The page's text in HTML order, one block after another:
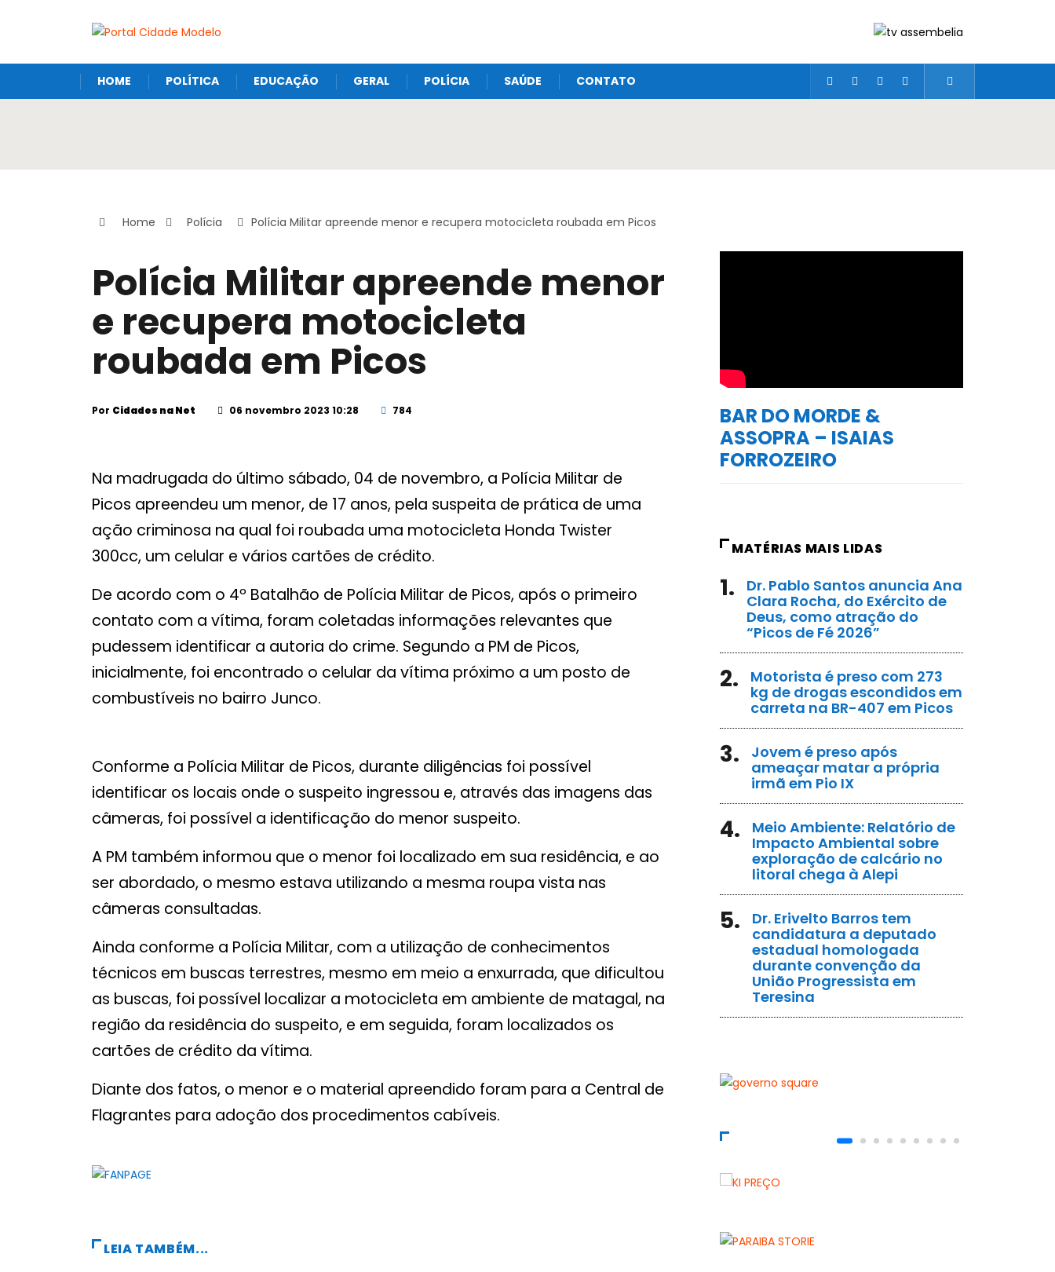
HOME POLÍTICA EDUCAÇÃO GERAL POLÍCIA SAÚDE CONTATO
Home Polícia Polícia Militar apreende menor e recupera motocicleta roubada em Picos
Polícia Militar apreende menor
e recupera motocicleta
roubada em Picos
Por Cidades na Net 06 novembro 2023 10:28 784
Na madrugada do último sábado, 04 de novembro, a Polícia Militar de
Picos apreendeu um menor, de 17 anos, pela suspeita de prática de uma
ação criminosa na qual foi roubada uma motocicleta Honda Twister
300cc, um celular e vários cartões de crédito.
De acordo com o 4º Batalhão de Polícia Militar de Picos, após o primeiro
contato com a vítima, foram coletadas informações relevantes que
pudessem identificar a autoria do crime. Segundo a PM de Picos,
inicialmente, foi encontrado o celular da vítima próximo a um posto de
combustíveis no bairro Junco.
Conforme a Polícia Militar de Picos, durante diligências foi possível
identificar os locais onde o suspeito ingressou e, através das imagens das
câmeras, foi possível a identificação do menor suspeito.
A PM também informou que o menor foi localizado em sua residência, e ao
ser abordado, o mesmo estava utilizando a mesma roupa vista nas
câmeras consultadas.
Ainda conforme a Polícia Militar, com a utilização de conhecimentos
técnicos em buscas terrestres, mesmo em meio a enxurrada, que dificultou
as buscas, foi possível localizar a motocicleta em ambiente de matagal, na
região da residência do suspeito, e em seguida, foram localizados os
cartões de crédito da vítima.
Diante dos fatos, o menor e o material apreendido foram para a Central de
Flagrantes para adoção dos procedimentos cabíveis.
LEIA TAMBÉM...
BAR DO MORDE &
ASSOPRA – ISAIAS
FORROZEIRO
MATÉRIAS MAIS LIDAS
1.
Dr. Pablo Santos anuncia Ana
Clara Rocha, do Exército de
Deus, como atração do
“Picos de Fé 2026”
2.
Motorista é preso com 273
kg de drogas escondidos em
carreta na BR-407 em Picos
3.
Jovem é preso após
ameaçar matar a própria
irmã em Pio IX
4.
Meio Ambiente: Relatório de
Impacto Ambiental sobre
exploração de calcário no
litoral chega à Alepi
5.
Dr. Erivelto Barros tem
candidatura a deputado
estadual homologada
durante convenção da
União Progressista em
Teresina